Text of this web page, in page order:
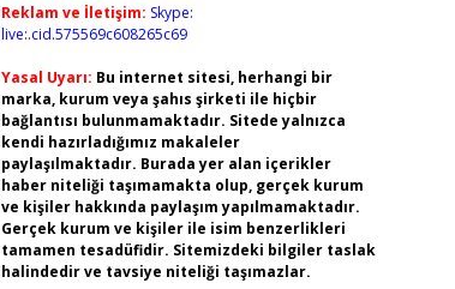
Reklam ve İletişim: Skype:
live:.cid.575569c608265c69
Yasal Uyarı: Bu internet sitesi, herhangi bir
marka, kurum veya şahıs şirketi ile hiçbir
bağlantısı bulunmamaktadır. Sitede yalnızca
kendi hazırladığımız makaleler
paylaşılmaktadır. Burada yer alan içerikler
haber niteliği taşımamakta olup, gerçek kurum
ve kişiler hakkında paylaşım yapılmamaktadır.
Gerçek kurum ve kişiler ile isim benzerlikleri
tamamen tesadüfidir. Sitemizdeki bilgiler taslak
halindedir ve tavsiye niteliği taşımazlar.